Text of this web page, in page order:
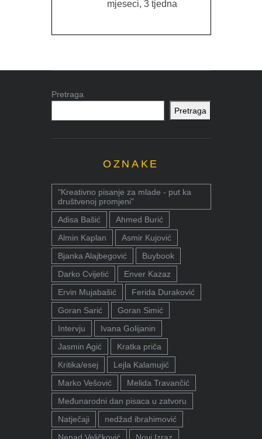
mjeseci, 3 tjedna
Pretraga
Pretraga
OZNAKE
"Kreativno pisanje za mlade - put ka
društvenoj promjeni"
Adisa Bašić
Ahmed Burić
Almin Kaplan
Asmir Kujović
Bjanka Alajbegović
Buybook
Darko Cvijetić
Enver Kazaz
Ervin Mujabašić
Ferida Duraković
Goran Sarić
Goran Simić
Intervju
Ivana Golijanin
Jasmin Agić
Kratka priča
Kritika/esej
Lejla Kalamujić
Marko Vešović
Melida Travančić
Međunarodni dan pisaca u zatvoru
Natječaji
nedžad ibrahimović